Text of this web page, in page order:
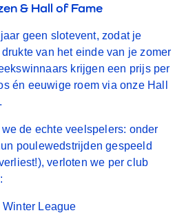
& Hall of Fame
geen slotevent, zodat je
van het einde van je zomer
krijgen een prijs per
én eeuwige roem via onze Hall
de echte veelspelers: onder
poulewedstrijden gespeeld
verloten we per club
League